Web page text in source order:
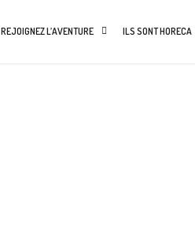
REJOIGNEZ L’AVENTURE ILS SONT HORECA